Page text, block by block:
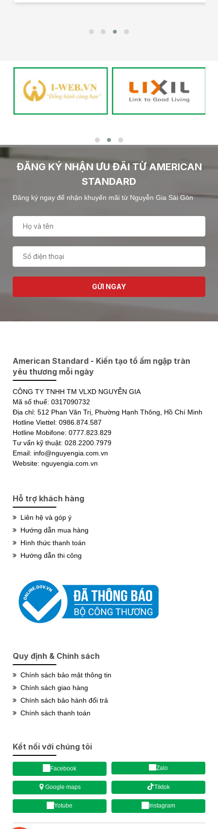
ĐĂNG KÝ NHẬN ƯU ĐÃI TỪ AMERICAN
STANDARD
Đăng ký ngay để nhận khuyến mãi từ Nguyễn Gia Sài Gòn
GỬI NGAY
American Standard - Kiến tạo tổ ấm ngập tràn
yêu thương mỗi ngày
CÔNG TY TNHH TM VLXD NGUYỄN GIA
Mã số thuế: 0317090732
Địa chỉ: 512 Phan Văn Trị, Phường Hạnh Thông, Hồ Chí Minh
Hotline Viettel: 0986.874.587
Hotline Mobifone: 0777.823.829
Tư vấn kỹ thuật: 028.2200.7979
Email: info@nguyengia.com.vn
Website: nguyengia.com.vn
Hỗ trợ khách hàng
Liên hệ và góp ý
Hướng dẫn mua hàng
Hình thức thanh toán
Hướng dẫn thi công
Quy định & Chính sách
Chính sách bảo mật thông tin
Chính sách giao hàng
Chính sách bảo hành đổi trả
Chính sách thanh toán
Kết nối với chúng tôi
Facebook Zalo
Google maps Tiktok
Yotube Instagram